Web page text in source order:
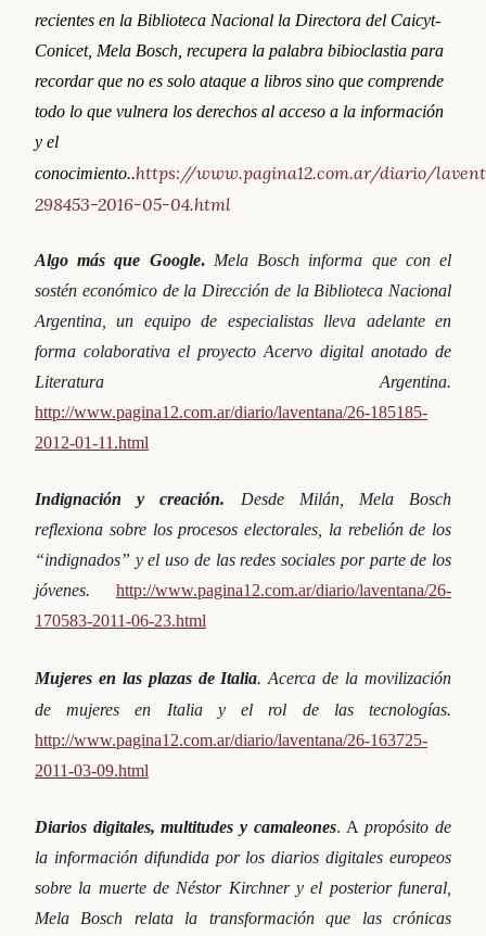
recientes en la Biblioteca Nacional la Directora del Caicyt-
Conicet, Mela Bosch, recupera la palabra bibioclastia para
recordar que no es solo ataque a libros sino que comprende
todo lo que vulnera los derechos al acceso a la información
y el
conocimiento..https://www.pagina12.com.ar/diario/
298453-2016-05-04.html
Algo más que Google. Mela Bosch informa que con el
sostén económico de la Dirección de la Biblioteca Nacional
Argentina, un equipo de especialistas lleva adelante en
forma colaborativa el proyecto Acervo digital anotado de
Literatura Argentina.
http://www.pagina12.com.ar/diario/laventana/26-185185-
2012-01-11.html
Indignación y creación. Desde Milán, Mela Bosch
reflexiona sobre los procesos electorales, la rebelión de los
“indignados” y el uso de las redes sociales por parte de los
jóvenes. http://www.pagina12.com.ar/diario/laventana/26-
170583-2011-06-23.html
Mujeres en las plazas de Italia. Acerca de la movilización
de mujeres en Italia y el rol de las tecnologías.
http://www.pagina12.com.ar/diario/laventana/26-163725-
2011-03-09.html
Diarios digitales, multitudes y camaleones. A propósito de
la información difundida por los diarios digitales europeos
sobre la muerte de Néstor Kirchner y el posterior funeral,
Mela Bosch relata la transformación que las crónicas